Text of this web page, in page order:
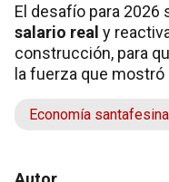
El desafío para 2026
salario real y
construcción, para
la fuerza que
Economía santafesina